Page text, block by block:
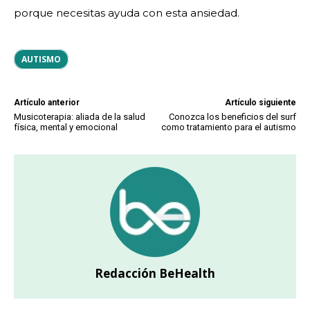
porque necesitas ayuda con esta ansiedad.
AUTISMO
Artículo anterior
Musicoterapia: aliada de la salud
física, mental y emocional
Artículo siguiente
Conozca los beneficios del surf
como tratamiento para el autismo
Redacción BeHealth